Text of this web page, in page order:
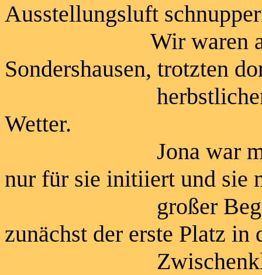
Ausstellungsluft
Wir waren auf
Sondershausen, trotzten
herbstlichen,
Wetter.
Jona war mal
nur für sie initiiert und sie
großer
zunächst der erste Platz in
Zwischenklasse,